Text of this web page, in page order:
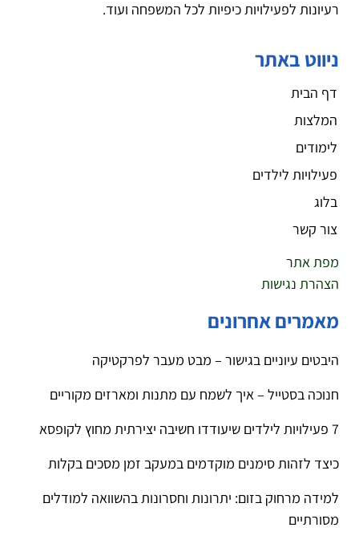
רעיונות לפעילויות כיפיות לכל המשפחה ועוד.
ניווט באתר
דף הבית
המלצות
לימודים
פעילויות לילדים
בלוג
צור קשר
מפת אתר
הצהרת נגישות
מאמרים אחרונים
היבטים עיוניים בגישור – מבט מעבר לפרקטיקה
חנוכה בסטייל – איך לשמח עם מתנות ומארזים מקוריים
7 פעילויות לילדים שיעודדו חשיבה יצירתית מחוץ לקופסא
כיצד לזהות סימנים מוקדמים במעקב זמן מסכים בקלות
למידה מרחוק בזום: יתרונות וחסרונות בהשוואה למודלים
מסורתיים